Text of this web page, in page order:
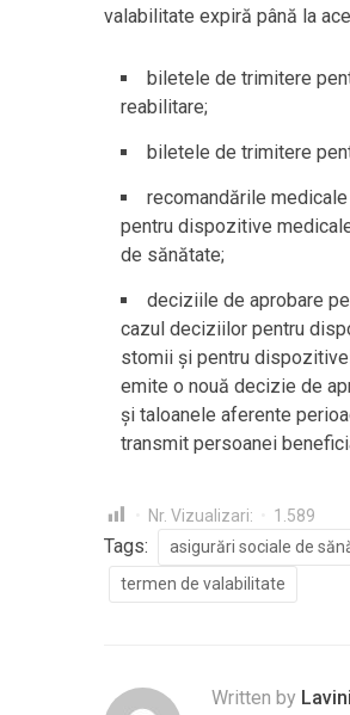
valabilitate expiră până la
biletele de trimitere
reabilitare;
biletele de trimitere
recomandările
pentru dispozitive
de sănătate;
deciziile de aprobare
cazul deciziilor pentru
stomii și pentru
emite o nouă decizie de
și taloanele aferente
transmit persoanei
Nr. Vizualizari: 1.589
Tags: asigurări sociale de
termen de valabilitate
Written by